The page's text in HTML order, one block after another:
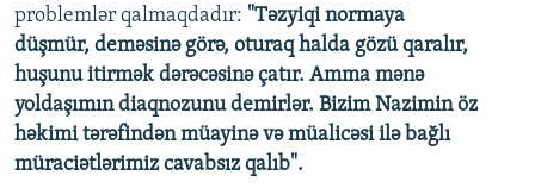
problemlər qalmaqdadır: "Təzyiqi normaya
düşmür, deməsinə görə, oturaq halda gözü qaralır,
huşunu itirmək dərəcəsinə çatır. Amma mənə
yoldaşımın diaqnozunu demirlər. Bizim Nazimin öz
həkimi tərəfindən müayinə və müalicəsi ilə bağlı
müraciətlərimiz cavabsız qalıb".